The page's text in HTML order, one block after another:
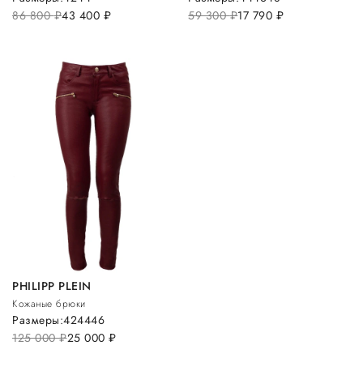
86 800руб.43 400 руб. 59 300руб.17 790 руб.
PHILIPP PLEIN
Кожаные брюки
125 000руб.25 000 руб.
Размеры:424446